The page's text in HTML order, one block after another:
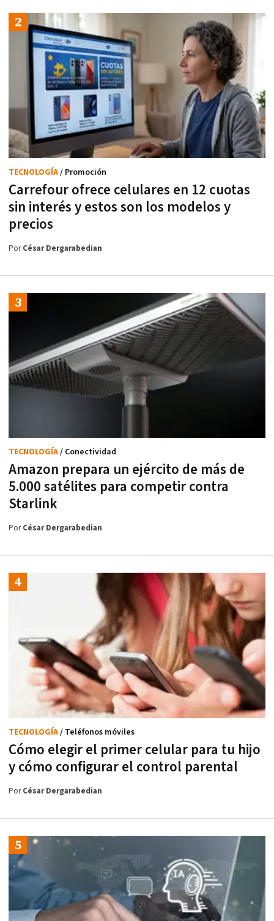
Carrefour ofrece celulares en 12 cuotas
sin interés y estos son los modelos y
precios
TECNOLOGÍA/ Promoción
PorCésar Dergarabedian
Amazon prepara un ejército de más de
5.000 satélites para competir contra
Starlink
TECNOLOGÍA/ Conectividad
PorCésar Dergarabedian
Cómo elegir el primer celular para tu hijo
y cómo configurar el control parental
TECNOLOGÍA/ Teléfonos móviles
PorCésar Dergarabedian